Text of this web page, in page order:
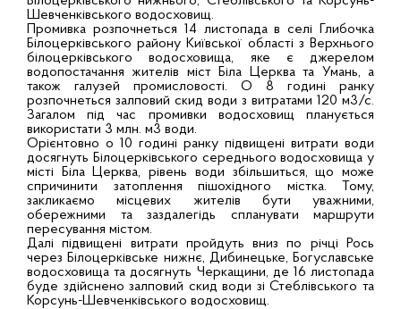
Шевченківського водосховищ.
Промивка розпочнеться 14 листопада в селі Глибочка
Білоцерківського району Київської області з Верхнього
білоцерківського водосховища, яке є джерелом
водопостачання жителів міст Біла Церква та Умань, а
також галузей промисловості. О 8 годині ранку
розпочнеться залповий скид води з витратами 120 м3/с.
Загалом під час промивки водосховищ планується
використати 3 млн. м3 води.
Орієнтовно о 10 годині ранку підвищені витрати води
досягнуть Білоцерківського середнього водосховища у
місті Біла Церква, рівень води збільшиться, що може
спричинити затоплення пішохідного містка. Тому,
закликаємо місцевих жителів бути уважними,
обережними та заздалегідь спланувати маршрути
пересування містом.
Далі підвищені витрати пройдуть вниз по річці Рось
через Білоцерківське нижнє, Дибинецьке, Богуславське
водосховища та досягнуть Черкащини, де 16 листопада
буде здійснено залповий скид води зі Стеблівського та
Корсунь-Шевченківського водосховищ.